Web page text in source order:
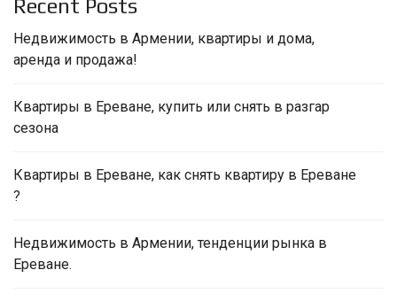
Recent Posts
Недвижимость в Армении, квартиры и дома,
аренда и продажа!
Квартиры в Ереване, купить или снять в разгар
сезона
Квартиры в Ереване, как снять квартиру в Ереване
?
Недвижимость в Армении, тенденции рынка в
Ереване.